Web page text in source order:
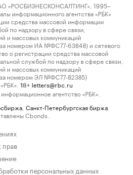
«РОСБИЗНЕСКОНСАЛТИНГ», 1995–
информационного агентства «РБК»
средства массовой информации
по надзору в сфере связи,
и массовых коммуникаций
номером ИА №ФС77-63848) и сетевого
о регистрации средства массовой
службой по надзору в сфере связи,
и массовых коммуникаций
номером ЭЛ №ФС77-82385)
18+ letters@rbc.ru
агентство «РБК».
Санкт-Петербургская биржа
Cbonds.
персональных данных